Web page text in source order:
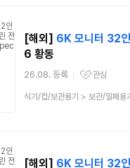
[해외] 6K 모니터 32
6 황동
26.08. 등록
관심상품
관심
상
식기/컵/보관용기 > 보관/밀폐용기
[해외] 6K 모니터 32